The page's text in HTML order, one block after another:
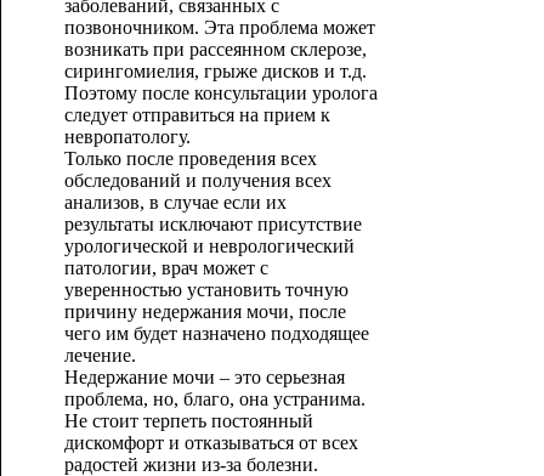
заболеваний, связанных с
позвоночником. Эта проблема может
возникать при рассеянном склерозе,
сирингомиелия, грыже дисков и т.д.
Поэтому после консультации уролога
следует отправиться на прием к
невропатологу.
Только после проведения всех
обследований и получения всех
анализов, в случае если их
результаты исключают присутствие
урологической и неврологический
патологии, врач может с
уверенностью установить точную
причину недержания мочи, после
чего им будет назначено подходящее
лечение.
Недержание мочи – это серьезная
проблема, но, благо, она устранима.
Не стоит терпеть постоянный
дискомфорт и отказываться от всех
радостей жизни из-за болезни.